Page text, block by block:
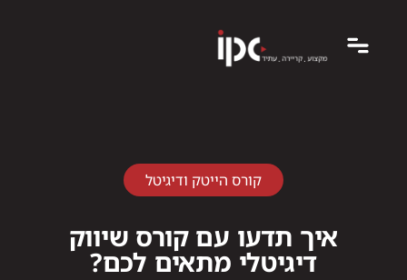
קורס הייטק ודיגיטל
איך תדעו עם קורס שיווק
דיגיטלי מתאים לכם?